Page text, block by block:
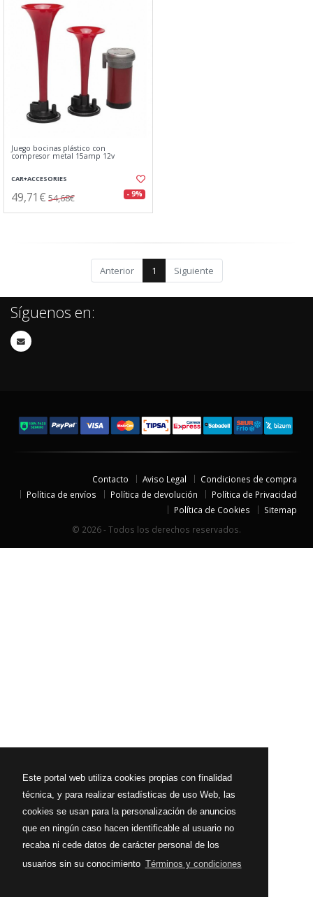
Este portal web utiliza cookies propias con finalidad
técnica, y para realizar estadísticas de uso Web, las
cookies se usan para la personalización de anuncios
que en ningún caso hacen identificable al usuario no
recaba ni cede datos de carácter personal de los
usuarios sin su conocimiento Términos y condiciones
Juego bocinas plástico con
compresor metal 15amp 12v
CAR+ACCESORIES
49,71€ 54,68€ - 9%
Anterior 1 Siguiente
Síguenos en:
Contacto Aviso Legal
Condiciones de compra
Política de envíos
Política de devolución
Política de Privacidad
Política de Cookies
Sitemap
© 2026 - Todos los derechos reservados.